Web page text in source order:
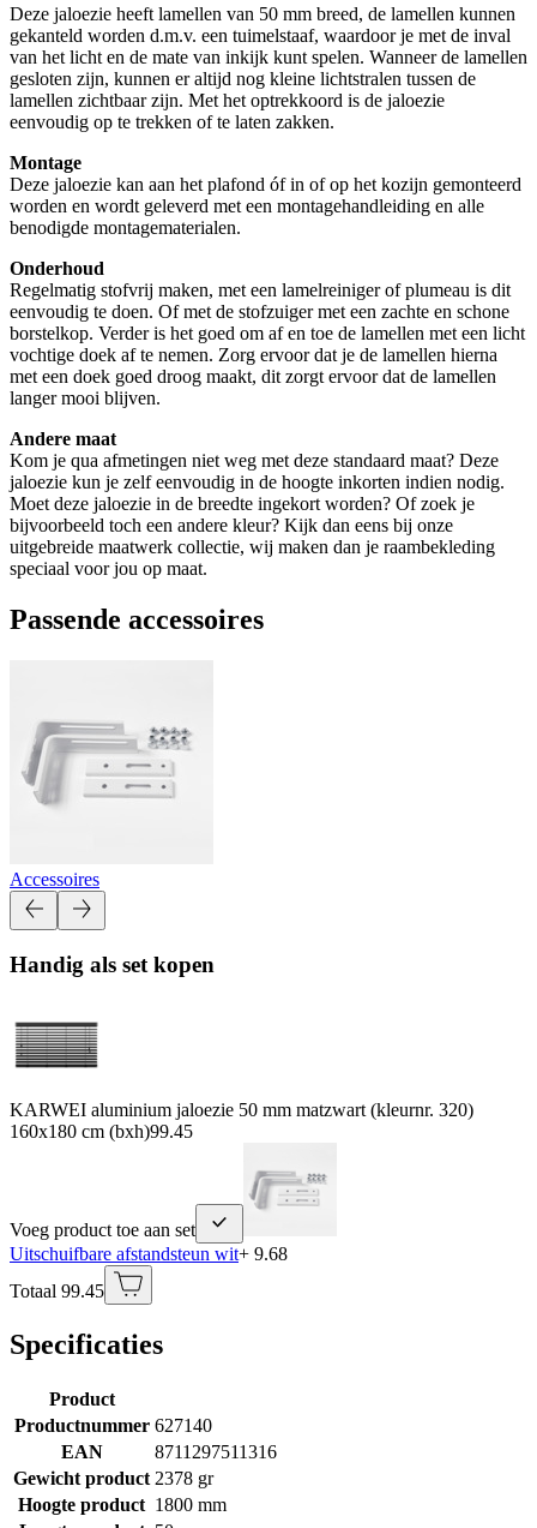
Deze jaloezie heeft lamellen van 50 mm breed, de lamellen kunnen
gekanteld worden d.m.v. een tuimelstaaf, waardoor je met de inval
van het licht en de mate van inkijk kunt spelen. Wanneer de lamellen
gesloten zijn, kunnen er altijd nog kleine lichtstralen tussen de
lamellen zichtbaar zijn. Met het optrekkoord is de jaloezie
eenvoudig op te trekken of te laten zakken.
Montage
Deze jaloezie kan aan het plafond óf in of op het kozijn gemonteerd
worden en wordt geleverd met een montagehandleiding en alle
benodigde montagematerialen.
Onderhoud
Regelmatig stofvrij maken, met een lamelreiniger of plumeau is dit
eenvoudig te doen. Of met de stofzuiger met een zachte en schone
borstelkop. Verder is het goed om af en toe de lamellen met een licht
vochtige doek af te nemen. Zorg ervoor dat je de lamellen hierna
met een doek goed droog maakt, dit zorgt ervoor dat de lamellen
langer mooi blijven.
Andere maat
Kom je qua afmetingen niet weg met deze standaard maat? Deze
jaloezie kun je zelf eenvoudig in de hoogte inkorten indien nodig.
Moet deze jaloezie in de breedte ingekort worden? Of zoek je
bijvoorbeeld toch een andere kleur? Kijk dan eens bij onze
uitgebreide maatwerk collectie, wij maken dan je raambekleding
speciaal voor jou op maat.
Passende accessoires
Accessoires
Handig als set kopen
KARWEI aluminium jaloezie 50 mm matzwart (kleurnr. 320)
160x180 cm (bxh)99.45
Voeg product toe aan set
Uitschuifbare afstandsteun wit+ 9.68
Totaal 99.45
Specificaties
Product
Productnummer 627140
EAN
8711297511316
Gewicht product 2378 gr
Hoogte product 1800 mm